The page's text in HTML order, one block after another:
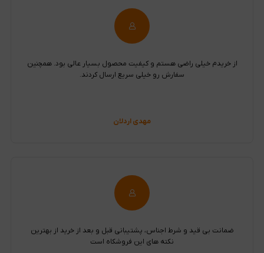
از خریدم خیلی راضی هستم و کیفیت محصول بسیار عالی بود. همچنین
سفارش رو خیلی سریع ارسال کردند.
مهدی اردلان
ضمانت بی قید و شرط اجناس، پشتیبانی قبل و بعد از خرید از بهترین
نکته های این فروشکاه است